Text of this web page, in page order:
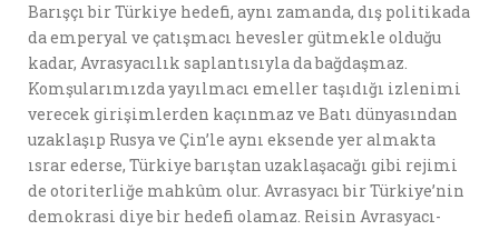
Barışçı bir Türkiye hedefi, aynı zamanda, dış politikada
da emperyal ve çatışmacı hevesler gütmekle olduğu
kadar, Avrasyacılık saplantısıyla da bağdaşmaz.
Komşularımızda yayılmacı emeller taşıdığı izlenimi
verecek girişimlerden kaçınmaz ve Batı dünyasından
uzaklaşıp Rusya ve Çin’le aynı eksende yer almakta
ısrar ederse, Türkiye barıştan uzaklaşacağı gibi rejimi
de otoriterliğe mahkûm olur. Avrasyacı bir Türkiye’nin
demokrasi diye bir hedefi olamaz. Reisin Avrasyacı-